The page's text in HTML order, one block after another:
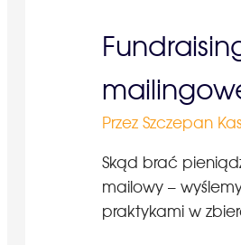
Przez Szczepan
Skąd brać
mailowy –
praktykami w